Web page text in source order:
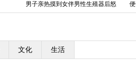
文化 生活